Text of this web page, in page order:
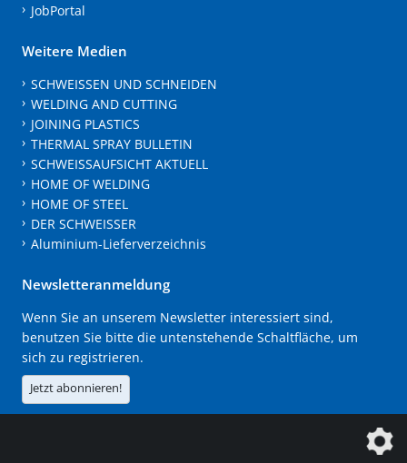
JobPortal
Weitere Medien
SCHWEISSEN UND SCHNEIDEN
WELDING AND CUTTING
JOINING PLASTICS
THERMAL SPRAY BULLETIN
SCHWEISSAUFSICHT AKTUELL
HOME OF WELDING
HOME OF STEEL
DER SCHWEISSER
Aluminium-Lieferverzeichnis
Newsletteranmeldung
Wenn Sie an unserem Newsletter interessiert sind,
benutzen Sie bitte die untenstehende Schaltfläche, um
sich zu registrieren.
Jetzt abonnieren!